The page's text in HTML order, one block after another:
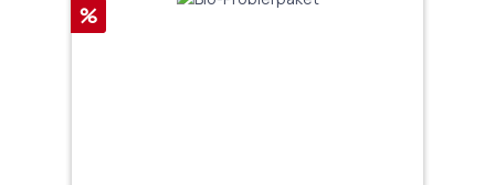
Rabatt
%